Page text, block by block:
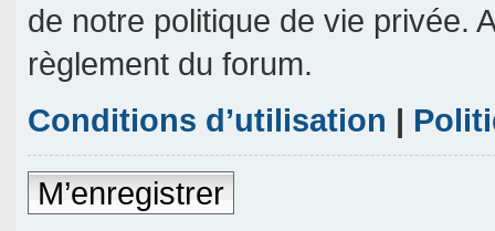
de notre politique de vie privée.
règlement du forum.
Conditions d’utilisation |
M’enregistrer